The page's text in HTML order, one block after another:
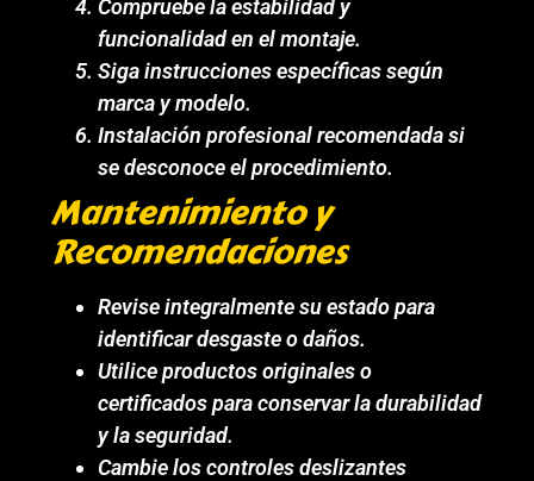
Compruebe la estabilidad y
funcionalidad en el montaje.
Siga instrucciones específicas según
marca y modelo.
Instalación profesional recomendada si
se desconoce el procedimiento.
Mantenimiento y
Recomendaciones
Revise integralmente su estado para
identificar desgaste o daños.
Utilice productos originales o
certificados para conservar la durabilidad
y la seguridad.
Cambie los controles deslizantes